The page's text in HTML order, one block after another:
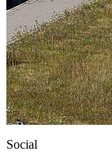
Social